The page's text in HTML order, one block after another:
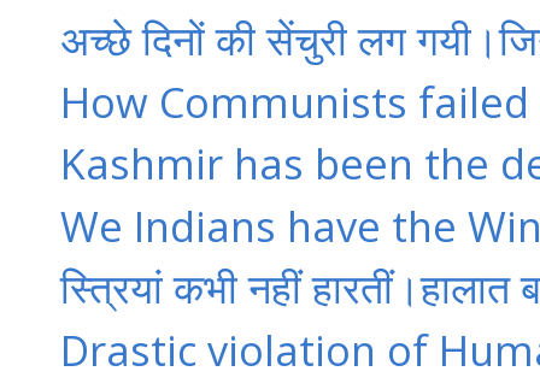
अच्छे दिनों की सेंचुरी लग
How Communists
Kashmir has been the
We Indians have the
स्त्रियां कभी नहीं
Drastic violation of